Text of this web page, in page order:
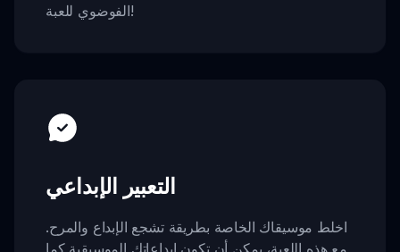
الفوضوي للعبة!
التعبير الإبداعي
اخلط موسيقاك الخاصة بطريقة تشجع الإبداع والمرح.